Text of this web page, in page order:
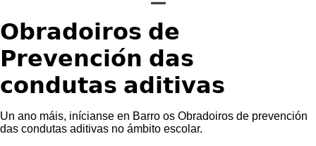
𝗢𝗯𝗿𝗮𝗱𝗼𝗶𝗿𝗼𝘀 𝗱𝗲
𝗣𝗿𝗲𝘃𝗲𝗻𝗰𝗶𝗼́𝗻 𝗱𝗮𝘀
𝗰𝗼𝗻𝗱𝘂𝘁𝗮𝘀 𝗮𝗱𝗶𝘁𝗶𝘃𝗮𝘀
Un ano máis, inícianse en Barro os Obradoiros de prevención
das condutas aditivas no ámbito escolar.